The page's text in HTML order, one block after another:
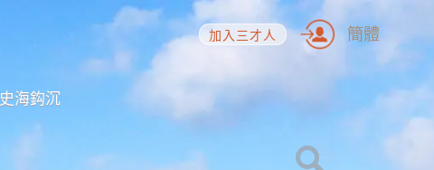
史海鈎沉
加入三才人 簡體